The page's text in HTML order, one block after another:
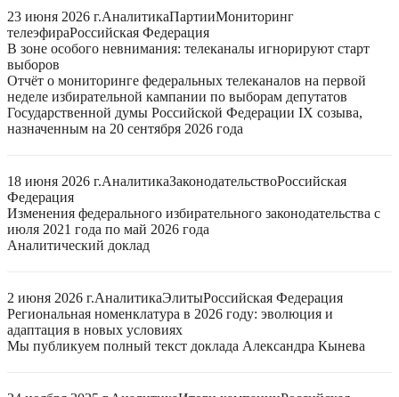
23 июня 2026 г.АналитикаПартииМониторинг
телеэфираРоссийская Федерация
В зоне особого невнимания: телеканалы игнорируют старт
выборов
Отчёт о мониторинге федеральных телеканалов на первой
неделе избирательной кампании по выборам депутатов
Государственной думы Российской Федерации IX созыва,
назначенным на 20 сентября 2026 года
18 июня 2026 г.АналитикаЗаконодательствоРоссийская
Федерация
Изменения федерального избирательного законодательства с
июля 2021 года по май 2026 года
Аналитический доклад
2 июня 2026 г.АналитикаЭлитыРоссийская Федерация
Региональная номенклатура в 2026 году: эволюция и
адаптация в новых условиях
Мы публикуем полный текст доклада Александра Кынева